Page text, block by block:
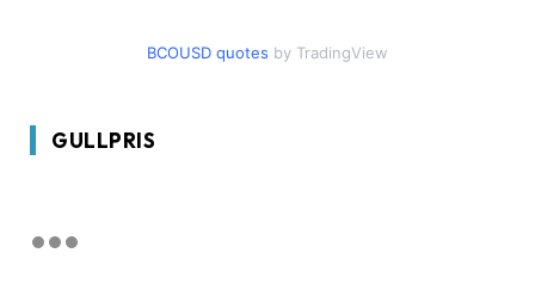
BCOUSD quotes by TradingView
GULLPRIS